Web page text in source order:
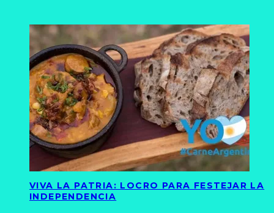
VIVA LA PATRIA: LOCRO PARA FESTEJAR LA
INDEPENDENCIA